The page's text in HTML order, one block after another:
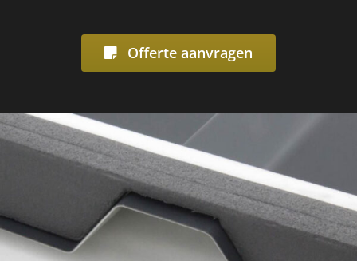
Offerte aanvragen